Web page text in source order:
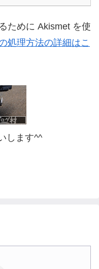
ために Akismet を使
処理方法の詳細はこ
します^^